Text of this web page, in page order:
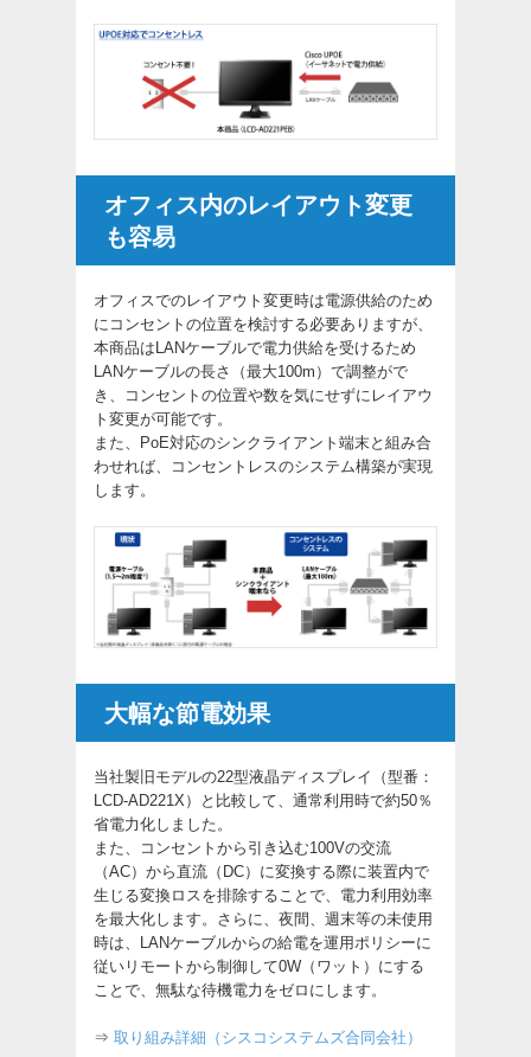
オフィス内のレイアウト変更
も容易
オフィスでのレイアウト変更時は電源供給のため
にコンセントの位置を検討する必要ありますが、
本商品はLANケーブルで電力供給を受けるため
LANケーブルの長さ（最大100m）で調整がで
き、コンセントの位置や数を気にせずにレイアウ
ト変更が可能です。
また、PoE対応のシンクライアント端末と組み合
わせれば、コンセントレスのシステム構築が実現
します。
大幅な節電効果
当社製旧モデルの22型液晶ディスプレイ（型番：
LCD-AD221X）と比較して、通常利用時で約50％
省電力化しました。
また、コンセントから引き込む100Vの交流
（AC）から直流（DC）に変換する際に装置内で
生じる変換ロスを排除することで、電力利用効率
を最大化します。さらに、夜間、週末等の未使用
時は、LANケーブルからの給電を運用ポリシーに
従いリモートから制御して0W（ワット）にする
ことで、無駄な待機電力をゼロにします。
⇒ 取り組み詳細（シスコシステムズ合同会社）